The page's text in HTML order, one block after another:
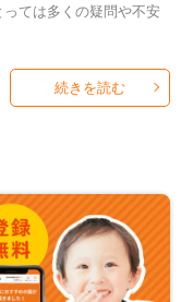
ては多くの疑問や不安
続きを読む